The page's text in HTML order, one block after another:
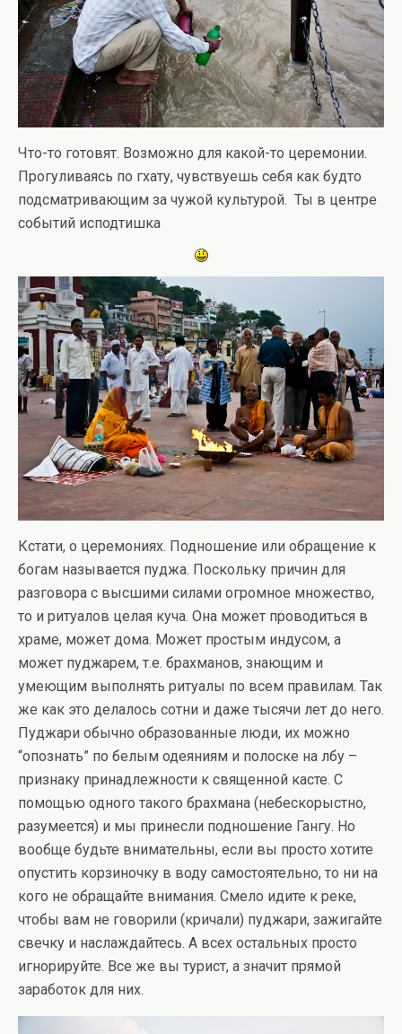
Что-то готовят. Возможно для какой-то церемонии.
Прогуливаясь по гхату, чувствуешь себя как будто
подсматривающим за чужой культурой. Ты в центре
событий исподтишка
Кстати, о церемониях. Подношение или обращение к
богам называется пуджа. Поскольку причин для
разговора с высшими силами огромное множество,
то и ритуалов целая куча. Она может проводиться в
храме, может дома. Может простым индусом, а
может пуджарем, т.е. брахманов, знающим и
умеющим выполнять ритуалы по всем правилам. Так
же как это делалось сотни и даже тысячи лет до него.
Пуджари обычно образованные люди, их можно
“опознать” по белым одеяниям и полоске на лбу –
признаку принадлежности к священной касте. С
помощью одного такого брахмана (небескорыстно,
разумеется) и мы принесли подношение Гангу. Но
вообще будьте внимательны, если вы просто хотите
опустить корзиночку в воду самостоятельно, то ни на
кого не обращайте внимания. Смело идите к реке,
чтобы вам не говорили (кричали) пуджари, зажигайте
свечку и наслаждайтесь. А всех остальных просто
игнорируйте. Все же вы турист, а значит прямой
заработок для них.